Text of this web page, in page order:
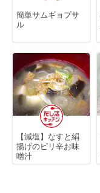
簡単サムギョプサ
ル
【減塩】なすと絹
揚げのピリ辛お味
噌汁